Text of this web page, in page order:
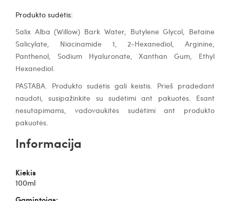
Produkto sudėtis:
Salix Alba (Willow) Bark Water, Butylene Glycol, Betaine
Salicylate, Niacinamide 1, 2-Hexanediol, Arginine,
Panthenol, Sodium Hyaluronate, Xanthan Gum, Ethyl
Hexanediol.
PASTABA. Produkto sudėtis gali keistis. Prieš pradedant
naudoti, susipažinkite su sudėtimi ant pakuotės. Esant
nesutapimams, vadovaukitės sudėtimi ant produkto
pakuotės.
Informacija
Kiekis
100ml